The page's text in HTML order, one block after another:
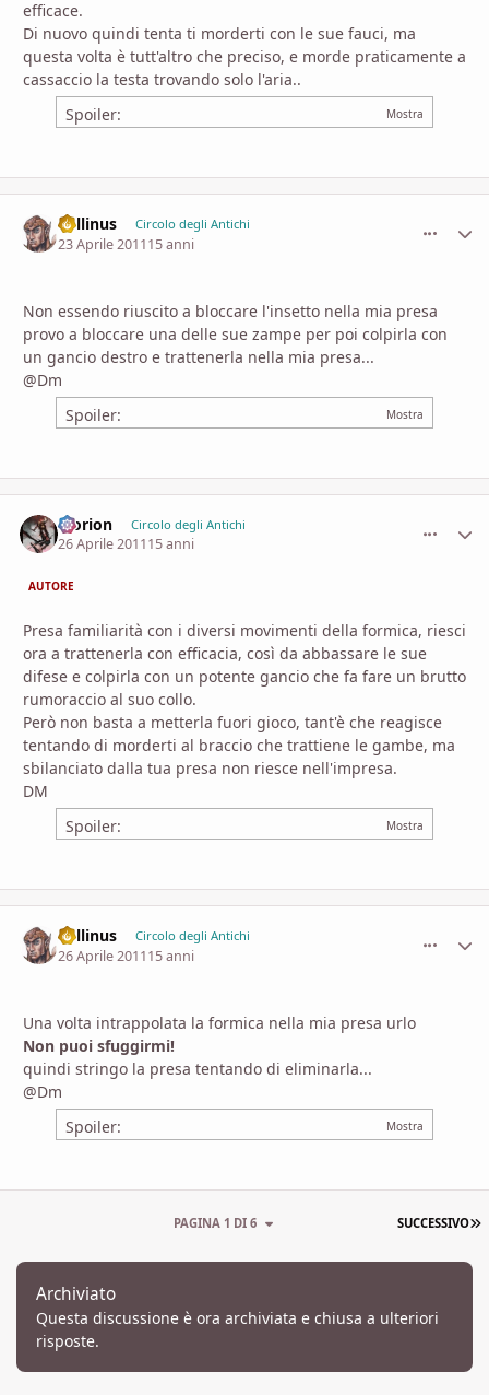
efficace.
Di nuovo quindi tenta ti morderti con le sue fauci, ma
questa volta è tutt'altro che preciso, e morde praticamente a
cassaccio la testa trovando solo l'aria..
Spoiler:
Lollinus Circolo degli Antichi
23 Aprile 201115 anni
Non essendo riuscito a bloccare l'insetto nella mia presa
provo a bloccare una delle sue zampe per poi colpirla con
un gancio destro e trattenerla nella mia presa...
@Dm
Spoiler:
Morion Circolo degli Antichi
26 Aprile 201115 anni
AUTORE
Presa familiarità con i diversi movimenti della formica, riesci
ora a trattenerla con efficacia, così da abbassare le sue
difese e colpirla con un potente gancio che fa fare un brutto
rumoraccio al suo collo.
Però non basta a metterla fuori gioco, tant'è che reagisce
tentando di morderti al braccio che trattiene le gambe, ma
sbilanciato dalla tua presa non riesce nell'impresa.
DM
Spoiler:
Lollinus Circolo degli Antichi
26 Aprile 201115 anni
Una volta intrappolata la formica nella mia presa urlo
Non puoi sfuggirmi!
quindi stringo la presa tentando di eliminarla...
@Dm
Spoiler:
SUCCESSIVO
PAGINA 1 DI 6
Archiviato
Questa discussione è ora archiviata e chiusa a ulteriori
risposte.